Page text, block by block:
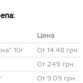
Цена
10г
От 14.48 грн.
От 249 грн.
От 9.09 грн.